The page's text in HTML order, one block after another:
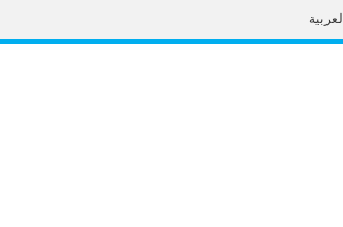
العربية